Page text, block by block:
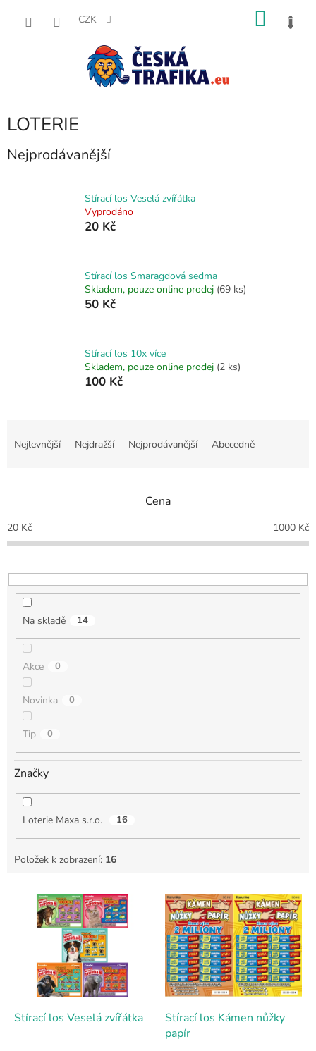
CZK
LOTERIE
Nejprodávanější
Stírací los Veselá zvířátka
Vyprodáno
20 Kč
Stírací los Smaragdová sedma
Skladem, pouze online prodej (69 ks)
50 Kč
Stírací los 10x více
Skladem, pouze online prodej (2 ks)
100 Kč
p
r
o
u
Nejlevnější Nejdražší Nejprodávanější Abecedně
Cena
20 Kč 1000 Kč
Na skladě 14
Akce 0
Novinka 0
Tip 0
Značky
Loterie Maxa s.r.o. 16
Položek k zobrazení: 16
dStírací los Veselá zvířátka
Stírací los Kámen nůžky
papír